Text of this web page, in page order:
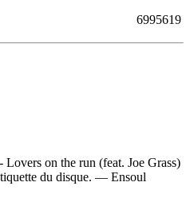
6995619
on the run (feat. Joe Grass)
du disque. — Ensoul